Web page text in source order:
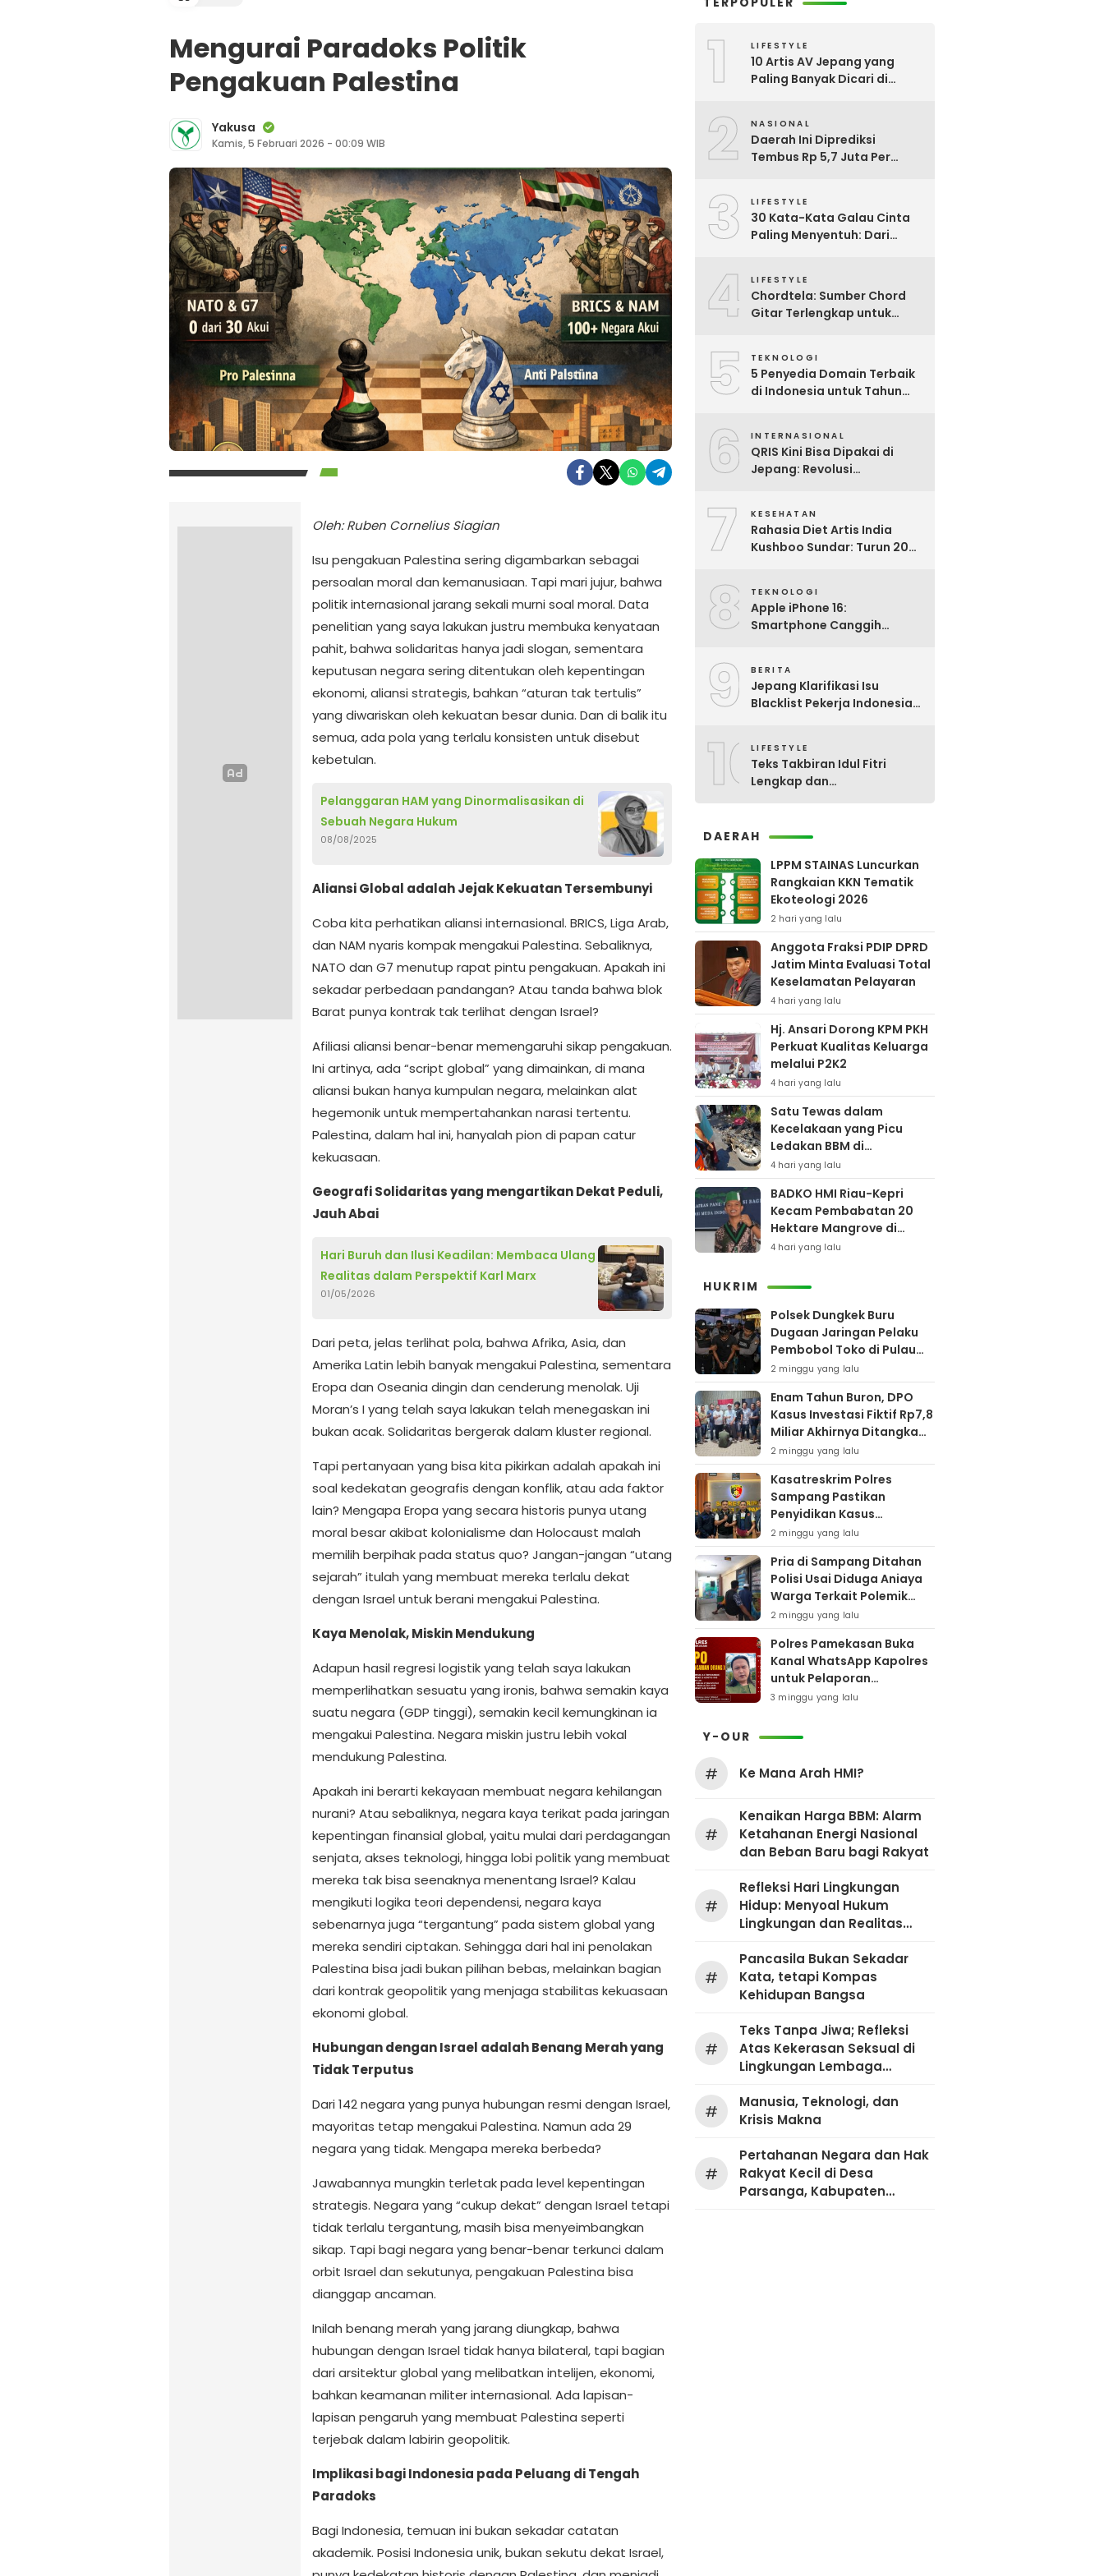
Mengurai Paradoks Politik
Pengakuan Palestina
Yakusa
Kamis, 5 Februari 2026 - 00:09 WIB
Oleh: Ruben Cornelius Siagian
Isu pengakuan Palestina sering digambarkan sebagai
persoalan moral dan kemanusiaan. Tapi mari jujur, bahwa
politik internasional jarang sekali murni soal moral. Data
penelitian yang saya lakukan justru membuka kenyataan
pahit, bahwa solidaritas hanya jadi slogan, sementara
keputusan negara sering ditentukan oleh kepentingan
ekonomi, aliansi strategis, bahkan “aturan tak tertulis”
yang diwariskan oleh kekuatan besar dunia. Dan di balik itu
semua, ada pola yang terlalu konsisten untuk disebut
kebetulan.
Pelanggaran HAM yang Dinormalisasikan di
Sebuah Negara Hukum
08/08/2025
Aliansi Global adalah Jejak Kekuatan Tersembunyi
Coba kita perhatikan aliansi internasional. BRICS, Liga Arab,
dan NAM nyaris kompak mengakui Palestina. Sebaliknya,
NATO dan G7 menutup rapat pintu pengakuan. Apakah ini
sekadar perbedaan pandangan? Atau tanda bahwa blok
Barat punya kontrak tak terlihat dengan Israel?
Afiliasi aliansi benar-benar memengaruhi sikap pengakuan.
Ini artinya, ada “script global” yang dimainkan, di mana
aliansi bukan hanya kumpulan negara, melainkan alat
hegemonik untuk mempertahankan narasi tertentu.
Palestina, dalam hal ini, hanyalah pion di papan catur
kekuasaan.
Geografi Solidaritas yang mengartikan Dekat Peduli,
Jauh Abai
Hari Buruh dan Ilusi Keadilan: Membaca Ulang
Realitas dalam Perspektif Karl Marx
01/05/2026
Dari peta, jelas terlihat pola, bahwa Afrika, Asia, dan
Amerika Latin lebih banyak mengakui Palestina, sementara
Eropa dan Oseania dingin dan cenderung menolak. Uji
Moran’s I yang telah saya lakukan telah menegaskan ini
bukan acak. Solidaritas bergerak dalam kluster regional.
Tapi pertanyaan yang bisa kita pikirkan adalah apakah ini
soal kedekatan geografis dengan konflik, atau ada faktor
lain? Mengapa Eropa yang secara historis punya utang
moral besar akibat kolonialisme dan Holocaust malah
memilih berpihak pada status quo? Jangan-jangan “utang
sejarah” itulah yang membuat mereka terlalu dekat
dengan Israel untuk berani mengakui Palestina.
Kaya Menolak, Miskin Mendukung
Adapun hasil regresi logistik yang telah saya lakukan
memperlihatkan sesuatu yang ironis, bahwa semakin kaya
suatu negara (GDP tinggi), semakin kecil kemungkinan ia
mengakui Palestina. Negara miskin justru lebih vokal
mendukung Palestina.
Apakah ini berarti kekayaan membuat negara kehilangan
nurani? Atau sebaliknya, negara kaya terikat pada jaringan
kepentingan finansial global, yaitu mulai dari perdagangan
senjata, akses teknologi, hingga lobi politik yang membuat
mereka tak bisa seenaknya menentang Israel? Kalau
mengikuti logika teori dependensi, negara kaya
sebenarnya juga “tergantung” pada sistem global yang
mereka sendiri ciptakan. Sehingga dari hal ini penolakan
Palestina bisa jadi bukan pilihan bebas, melainkan bagian
dari kontrak geopolitik yang menjaga stabilitas kekuasaan
ekonomi global.
Hubungan dengan Israel adalah Benang Merah yang
Tidak Terputus
Dari 142 negara yang punya hubungan resmi dengan Israel,
mayoritas tetap mengakui Palestina. Namun ada 29
negara yang tidak. Mengapa mereka berbeda?
Jawabannya mungkin terletak pada level kepentingan
strategis. Negara yang “cukup dekat” dengan Israel tetapi
tidak terlalu tergantung, masih bisa menyeimbangkan
sikap. Tapi bagi negara yang benar-benar terkunci dalam
orbit Israel dan sekutunya, pengakuan Palestina bisa
dianggap ancaman.
Inilah benang merah yang jarang diungkap, bahwa
hubungan dengan Israel tidak hanya bilateral, tapi bagian
dari arsitektur global yang melibatkan intelijen, ekonomi,
bahkan keamanan militer internasional. Ada lapisan-
lapisan pengaruh yang membuat Palestina seperti
terjebak dalam labirin geopolitik.
Implikasi bagi Indonesia pada Peluang di Tengah
Paradoks
Bagi Indonesia, temuan ini bukan sekadar catatan
akademik. Posisi Indonesia unik, bukan sekutu dekat Israel,
1 LIFESTYLE
10 Artis AV Jepang yang
Paling Banyak Dicari di
2 NASIONAL
Daerah Ini Diprediksi
Tembus Rp 5,7 Juta Per
Upah Minimum 2026
3 LIFESTYLE
30 Kata-Kata Galau Cinta
Paling Menyentuh: Dari
4 LIFESTYLE
Chordtela: Sumber Chord
Gitar Terlengkap untuk
5 TEKNOLOGI
5 Penyedia Domain Terbaik
di Indonesia untuk Tahun
6 INTERNASIONAL
QRIS Kini Bisa Dipakai di
Jepang: Revolusi
7 KESEHATAN
Rahasia Diet Artis India
Kushboo Sundar: Turun 20
8 TEKNOLOGI
Apple iPhone 16:
Smartphone Canggih
9 BERITA
Jepang Klarifikasi Isu
Blacklist Pekerja Indonesia,
10LIFESTYLE
Teks Takbiran Idul Fitri
Lengkap dan
DAERAH
LPPM STAINAS Luncurkan
Rangkaian KKN Tematik
Ekoteologi 2026
2 hari yang lalu
Anggota Fraksi PDIP DPRD
Jatim Minta Evaluasi Total
Keselamatan Pelayaran
4 hari yang lalu
Hj. Ansari Dorong KPM PKH
Perkuat Kualitas Keluarga
melalui P2K2
4 hari yang lalu
Satu Tewas dalam
Kecelakaan yang Picu
Ledakan BBM di
Pamekasan
4 hari yang lalu
BADKO HMI Riau-Kepri
Kecam Pembabatan 20
Hektare Mangrove di
Bengkalis
4 hari yang lalu
HUKRIM
Polsek Dungkek Buru
Dugaan Jaringan Pelaku
Pembobol Toko di Pulau
Gili Iyang
2 minggu yang lalu
Enam Tahun Buron, DPO
Kasus Investasi Fiktif Rp7,8
Miliar Akhirnya Ditangkap
Polres Pamekasan
2 minggu yang lalu
Kasatreskrim Polres
Sampang Pastikan
Penyidikan Kasus
Rudapaksa Anak Berjalan
Sesuai Fakta Hukum
2 minggu yang lalu
Pria di Sampang Ditahan
Polisi Usai Diduga Aniaya
Warga Terkait Polemik
Bansos
2 minggu yang lalu
Polres Pamekasan Buka
Kanal WhatsApp Kapolres
untuk Pelaporan
Keberadaan DPO AEF
3 minggu yang lalu
Y-OUR
# Ke Mana Arah HMI?
#
Kenaikan Harga BBM: Alarm
Ketahanan Energi Nasional
dan Beban Baru bagi Rakyat
#
Refleksi Hari Lingkungan
Hidup: Menyoal Hukum
Lingkungan dan Realitas
#
Pancasila Bukan Sekadar
Kata, tetapi Kompas
Kehidupan Bangsa
#
Teks Tanpa Jiwa; Refleksi
Atas Kekerasan Seksual di
Lingkungan Lembaga
#
Manusia, Teknologi, dan
Krisis Makna
#
Pertahanan Negara dan Hak
Rakyat Kecil di Desa
Parsanga, Kabupaten